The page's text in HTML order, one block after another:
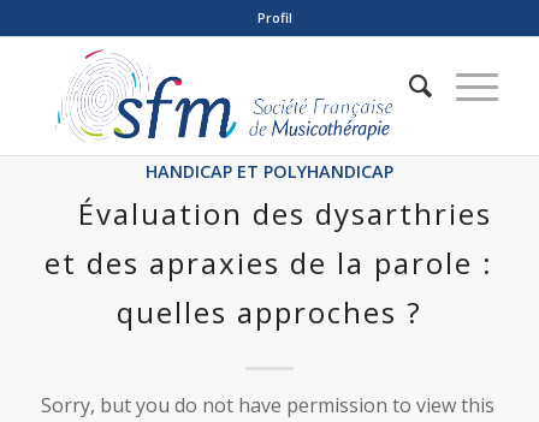
Profil
HANDICAP ET POLYHANDICAP
Évaluation des dysarthries
et des apraxies de la parole :
quelles approches ?
Sorry, but you do not have permission to view this